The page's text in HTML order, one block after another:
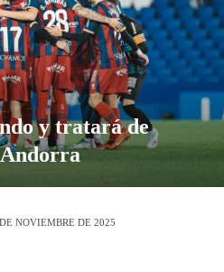
y tratará de
NOVIEMBRE DE 2025